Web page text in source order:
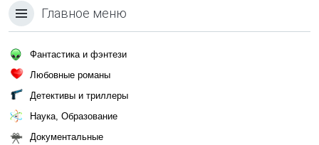
Главное меню
Фантастика и фэнтези
Любовные романы
Детективы и триллеры
Наука, Образование
Документальные